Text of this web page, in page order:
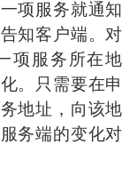
项服务就通知
知客户端。对
项服务所在地
。只需要在申
地址，向该地
务端的变化对